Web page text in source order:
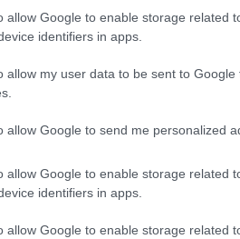
allow Google to enable storage related
identifiers in apps.
allow my user data to be sent to
allow Google to send me personalized
allow Google to enable storage related
identifiers in apps.
allow Google to enable storage related
red #családi csomag
Tetszik